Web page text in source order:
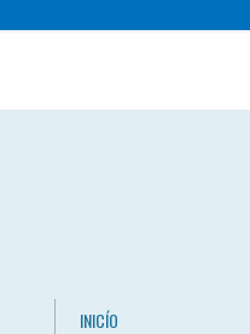
INICÍO